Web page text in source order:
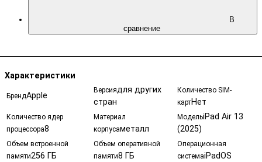
В
сравнение
Характеристики
БрендApple
Версиядля других
стран
Количество SIM-
картНет
Количество ядер
процессора8
Материал
корпусаметалл
МодельiPad Air 13
(2025)
Объем встроенной
памяти256 ГБ
Объем оперативной
памяти8 ГБ
Операционная
системаiPadOS